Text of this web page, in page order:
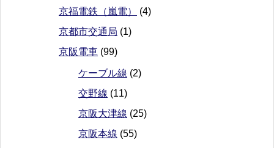
京福電鉄（嵐電）
(4)
京都市交通局 (1)
京阪電車 (99)
ケーブル線 (2)
交野線 (11)
京阪大津線 (25)
京阪本線 (55)